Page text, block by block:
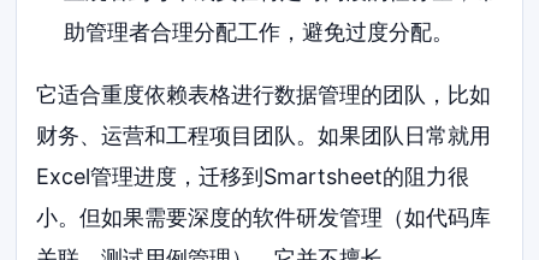
助管理者合理分配工作，避免过度分配。
它适合重度依赖表格进行数据管理的团队，比如
财务、运营和工程项目团队。如果团队日常就用
Excel管理进度，迁移到Smartsheet的阻力很
小。但如果需要深度的软件研发管理（如代码库